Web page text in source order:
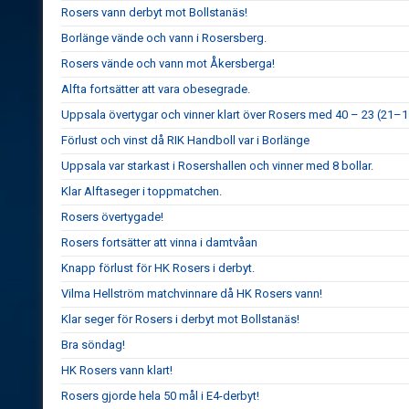
Rosers vann derbyt mot Bollstanäs!
Borlänge vände och vann i Rosersberg.
Rosers vände och vann mot Åkersberga!
Alfta fortsätter att vara obesegrade.
Uppsala övertygar och vinner klart över Rosers med 40 – 23
Förlust och vinst då RIK Handboll var i Borlänge
Uppsala var starkast i Rosershallen och vinner med 8 bollar.
Klar Alftaseger i toppmatchen.
Rosers övertygade!
Rosers fortsätter att vinna i damtvåan
Knapp förlust för HK Rosers i derbyt.
Vilma Hellström matchvinnare då HK Rosers vann!
Klar seger för Rosers i derbyt mot Bollstanäs!
Bra söndag!
HK Rosers vann klart!
Rosers gjorde hela 50 mål i E4-derbyt!